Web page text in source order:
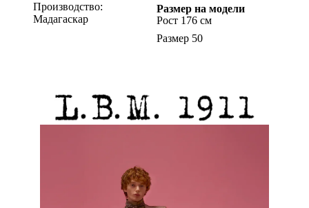
Производство:
Мадагаскар
Размер на модели
Рост 176 см
Размер 50